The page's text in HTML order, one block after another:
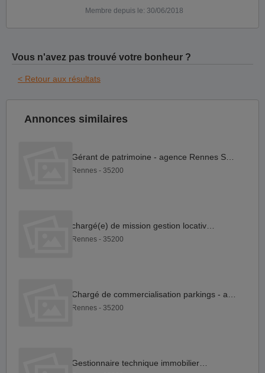
Membre depuis le: 30/06/2018
Vous n'avez pas trouvé votre bonheur ?
< Retour aux résultats
Annonces similaires
Rennes - 35200
Rennes - 35200
Rennes - 35200